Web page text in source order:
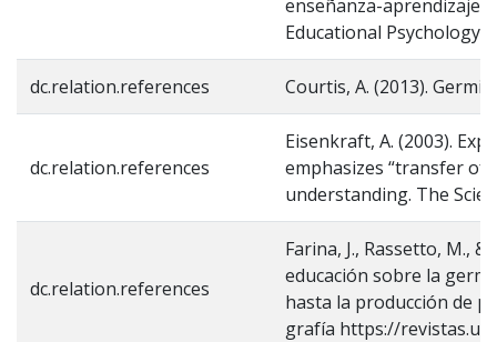
enseñanza-aprendizaje.
Educational Psychology.
dc.relation.references Courtis, A. (2013).
dc.relation.references
Eisenkraft, A. (2003).
emphasizes “transfer of
understanding. The
dc.relation.references
Farina, J., Rassetto, M.,
educación sobre la
hasta la producción de
grafía https://